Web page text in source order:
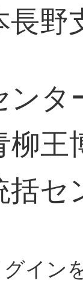
野
タ
柳
括セ
グイン